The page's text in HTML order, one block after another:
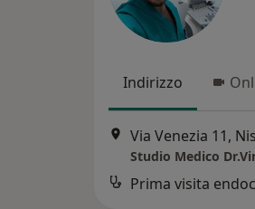
Indirizzo
Via Venezia 11,
Studio Medico
Prima visita